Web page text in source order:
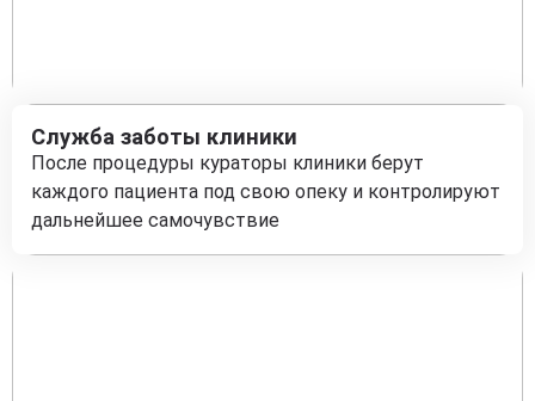
Служба заботы клиники
После процедуры кураторы клиники берут
каждого пациента под свою опеку и контролируют
дальнейшее самочувствие